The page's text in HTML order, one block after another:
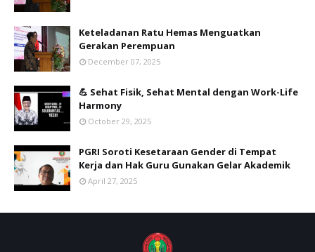
Keteladanan Ratu Hemas Menguatkan
Gerakan Perempuan
December 07, 2025
💪 Sehat Fisik, Sehat Mental dengan Work-Life
Harmony
October 29, 2025
PGRI Soroti Kesetaraan Gender di Tempat
Kerja dan Hak Guru Gunakan Gelar Akademik
April 27, 2025